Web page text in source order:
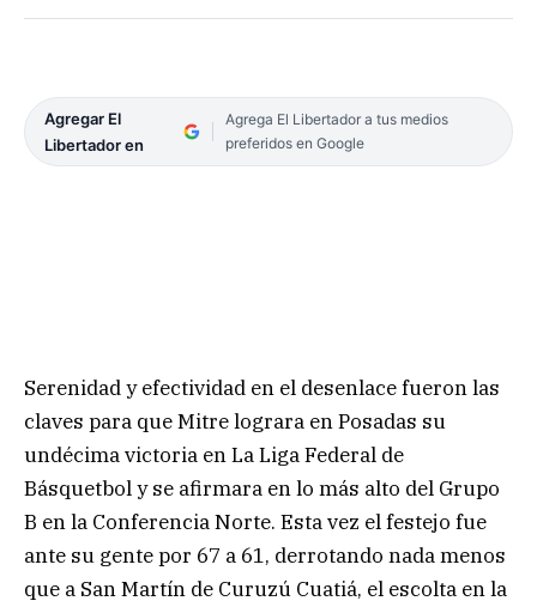
Agregar El
Libertador en
Agrega El Libertador a tus medios
preferidos en Google
Serenidad y efectividad en el desenlace fueron las
claves para que Mitre lograra en Posadas su
undécima victoria en La Liga Federal de
Básquetbol y se afirmara en lo más alto del Grupo
B en la Conferencia Norte. Esta vez el festejo fue
ante su gente por 67 a 61, derrotando nada menos
que a San Martín de Curuzú Cuatiá, el escolta en la